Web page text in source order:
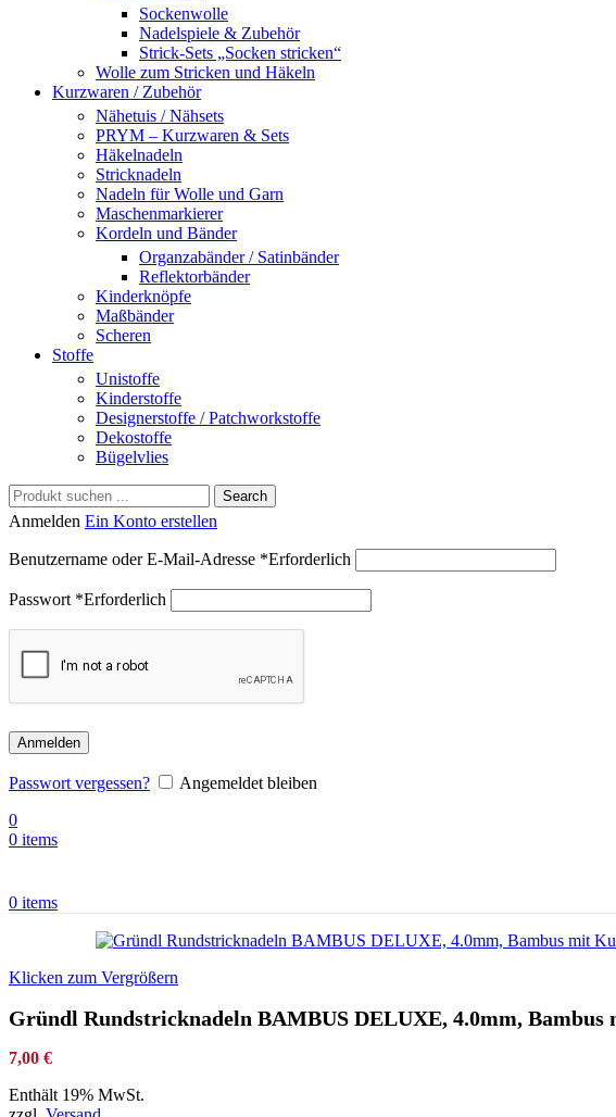
Sockenwolle
Nadelspiele & Zubehör
Strick-Sets „Socken stricken“
Wolle zum Stricken und Häkeln
Kurzwaren / Zubehör
Nähetuis / Nähsets
PRYM – Kurzwaren & Sets
Häkelnadeln
Stricknadeln
Nadeln für Wolle und Garn
Maschenmarkierer
Kordeln und Bänder
Organzabänder / Satinbänder
Reflektorbänder
Kinderknöpfe
Maßbänder
Scheren
Stoffe
Unistoffe
Kinderstoffe
Designerstoffe / Patchworkstoffe
Dekostoffe
Bügelvlies
Search
Anmelden Ein Konto erstellen
Benutzername oder E-Mail-Adresse *Erforderlich
Passwort *Erforderlich
Anmelden
Passwort vergessen?
Angemeldet bleiben
0
0 items
0 items
Klicken zum Vergrößern
Gründl Rundstricknadeln BAMBUS DELUXE, 4.0mm,
7,00 €
Enthält 19% MwSt.